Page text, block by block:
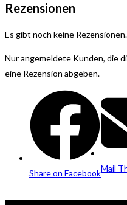
Rezensionen
Es gibt noch keine Rezensionen.
Nur angemeldete Kunden, die
eine Rezension abgeben.
Opens
in
a
new
window
Share on Facebook
Opens
in
new
Mail